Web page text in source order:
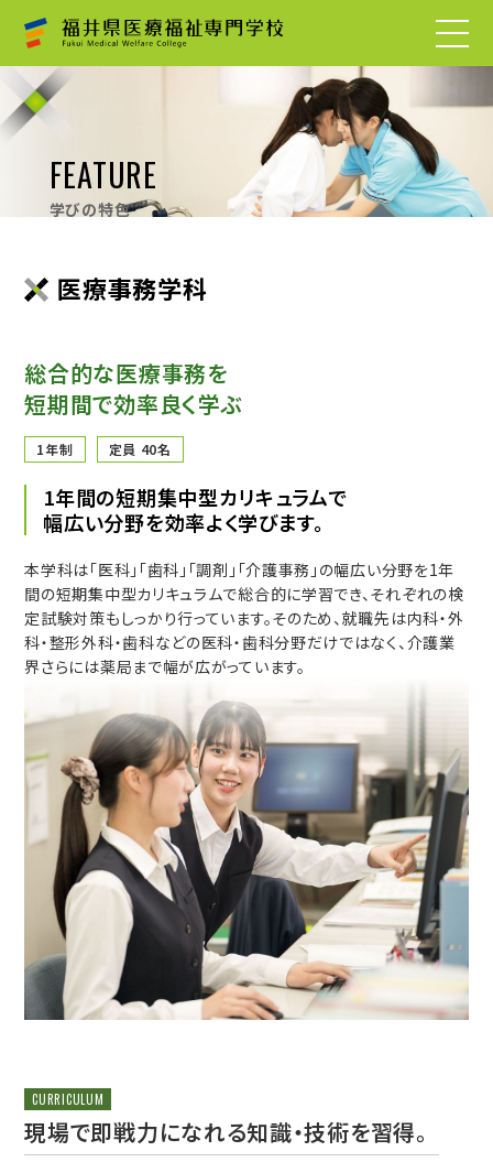
FEATURE
学びの特色
医療事務学科
総合的な医療事務を
短期間で効率良く学ぶ
1年制 定員 40名
1年間の短期集中型カリキュラムで
幅広い分野を効率よく学びます。
本学科は「医科」「歯科」「調剤」「介護事務」の幅広い分野を1年
間の短期集中型カリキュラムで総合的に学習でき、それぞれの検
定試験対策もしっかり行っています。そのため、就職先は内科・外
科・整形外科・歯科などの医科・歯科分野だけではなく、介護業
界さらには薬局まで幅が広がっています。
CURRICULUM
現場で即戦力になれる知識・技術を習得。